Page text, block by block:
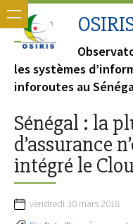
les systèmes
inforoutes au
Sénégal : la
d’assurance
intégré le
vendredi 30 mars 2018